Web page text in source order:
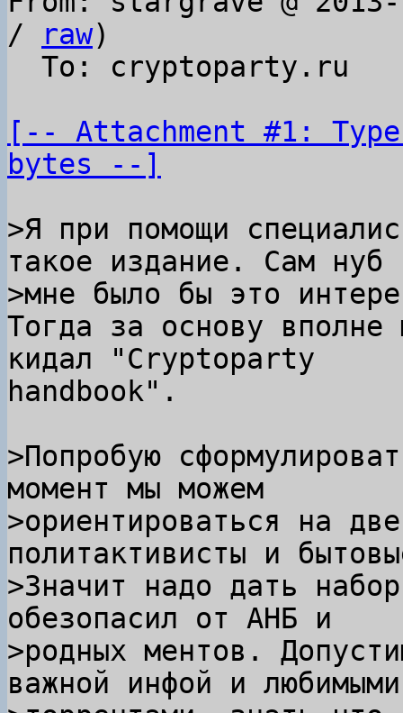
/
raw)
[-- Attachment #1:
bytes --]
>Я при помощи
такое издание. Сам нуб
Тогда за основу вполне
кидал "Cryptoparty
handbook".
>Попробую
момент мы можем
>ориентироваться на
политактивисты и
>Значит надо дать
обезопасил от АНБ и
>родных ментов.
важной инфой и любимыми